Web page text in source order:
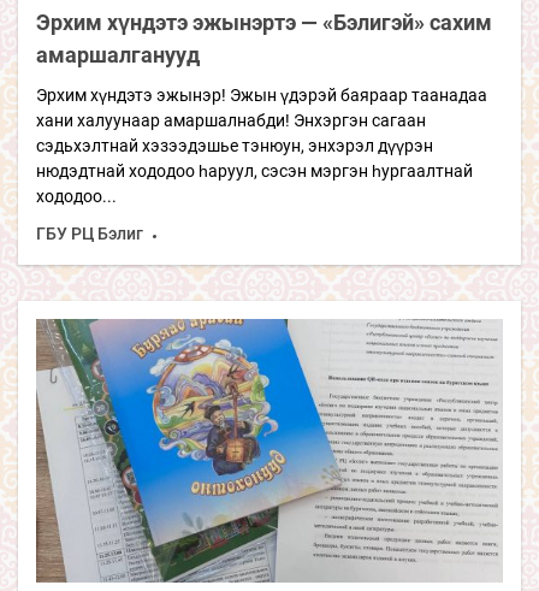
Эрхим хүндэтэ эжынэртэ — «Бэлигэй» сахим
амаршалганууд
Эрхим хүндэтэ эжынэр! Эжын үдэрэй баяраар таанадаа
хани халуунаар амаршалнабди! Энхэргэн сагаан
сэдьхэлтнай хэзээдэшье тэнюун, энхэрэл дүүрэн
нюдэдтнай хододоо һаруул, сэсэн мэргэн һургаалтнай
хододоо...
ГБУ РЦ Бэлиг